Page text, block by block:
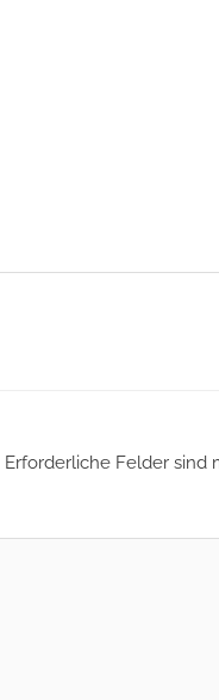
Erforderliche Felder sind